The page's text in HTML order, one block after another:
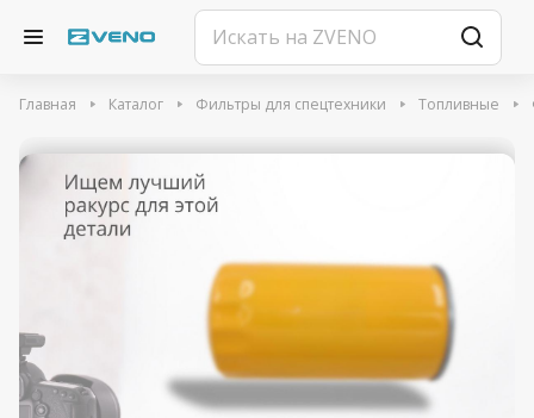
Главная Каталог Фильтры для спецтехники Топливные